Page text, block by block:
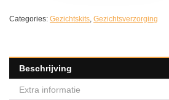
Categories: Gezichtskits, Gezichtsverzorging
Beschrijving
Extra informatie